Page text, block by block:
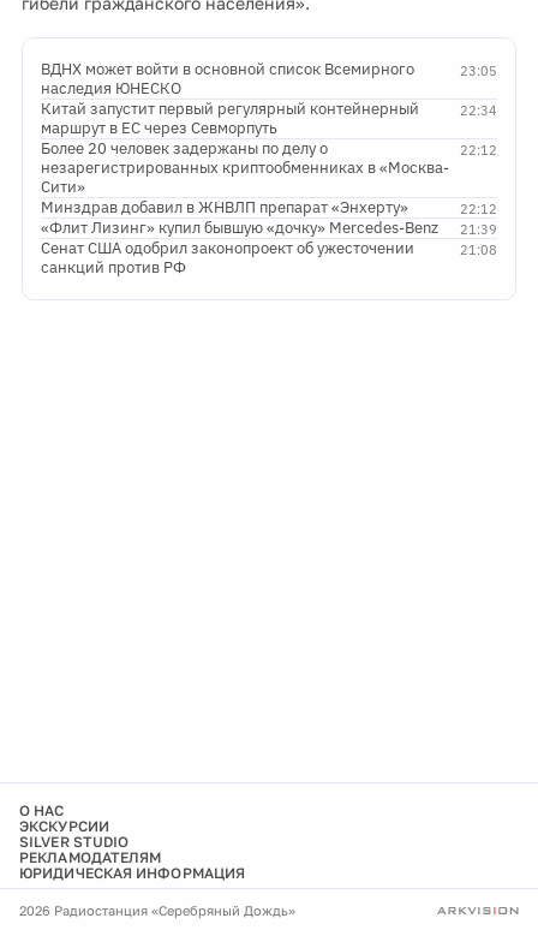
23:05
ВДНХ может войти в основной список Всемирного
наследия ЮНЕСКО
22:34
Китай запустит первый регулярный контейнерный
маршрут в ЕС через Севморпуть
22:12
Более 20 человек задержаны по делу о
незарегистрированных криптообменниках в «Москва-
Сити»
22:12
Минздрав добавил в ЖНВЛП препарат «Энхерту»
21:39
«Флит Лизинг» купил бывшую «дочку» Mercedes-Benz
21:08
Сенат США одобрил законопроект об ужесточении
санкций против РФ
О НАС
ЭКСКУРСИИ
SILVER STUDIO
РЕКЛАМОДАТЕЛЯМ
ЮРИДИЧЕСКАЯ ИНФОРМАЦИЯ
2026 Радиостанция «Серебряный Дождь»